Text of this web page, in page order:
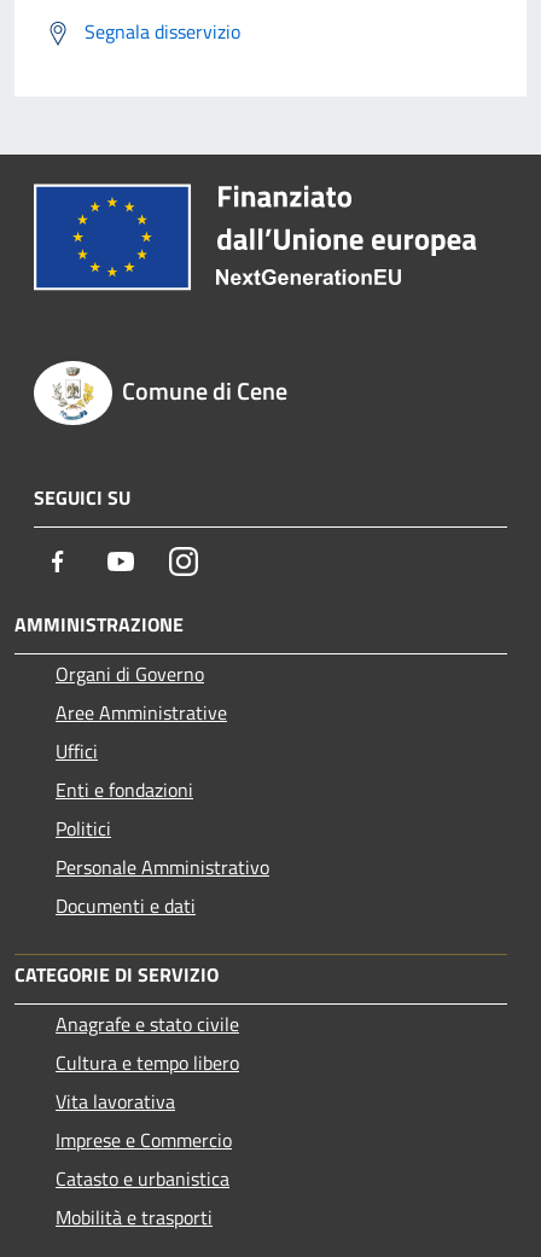
Segnala disservizio
Comune di Cene
SEGUICI SU
Facebook YoutubeInstagram
AMMINISTRAZIONE
Organi di Governo
Aree Amministrative
Uffici
Enti e fondazioni
Politici
Personale Amministrativo
Documenti e dati
CATEGORIE DI SERVIZIO
Anagrafe e stato civile
Cultura e tempo libero
Vita lavorativa
Imprese e Commercio
Catasto e urbanistica
Mobilità e trasporti